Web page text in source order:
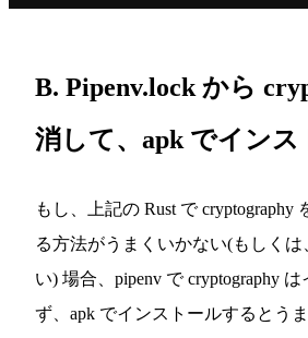
B. Pipenv.lock から
消して、apk でインス
もし、上記の Rust で cryptography
る方法がうまくいかない(もしく
い) 場合、pipenv で cryptography
ず、apk でインストールするとう